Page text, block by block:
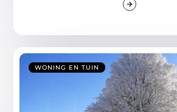
WONING EN TUIN